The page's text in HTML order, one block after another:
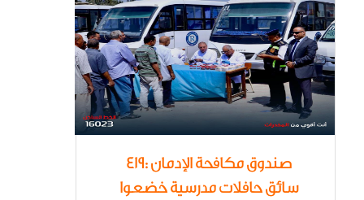
صندوق مكافحة الإدمان :419
سائق حافلات مدرسية خضعوا